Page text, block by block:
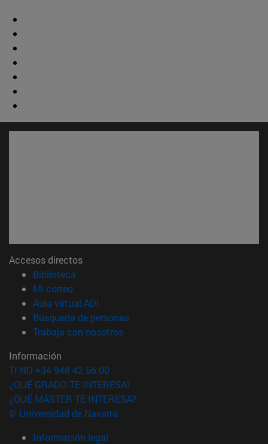
Accesos directos
Biblioteca
Mi correo(abre en nueva ventana)
Aula virtual ADI
Búsqueda de personas(abre en nueva ventana)
Trabaja con nosotros(abre en nueva ventana)
Información
TFNO +34 948 42 56 00
¿QUÉ GRADO TE INTERESA?
¿QUÉ MÁSTER TE INTERESA?
© Universidad de Navarra
Información legal